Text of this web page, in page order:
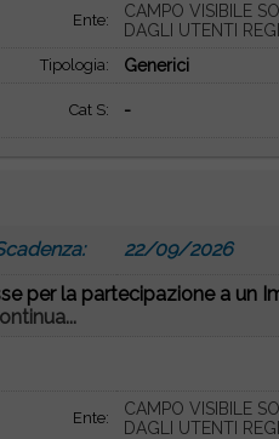
Ente:
CAMPO VISIBILE
DAGLI UTENTI
Tipologia: Generici
Cat S: -
22/09/2026
per la partecipazione a un
Ente:
CAMPO VISIBILE
DAGLI UTENTI